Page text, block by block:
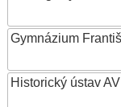
Gymnázium
Historický ústav